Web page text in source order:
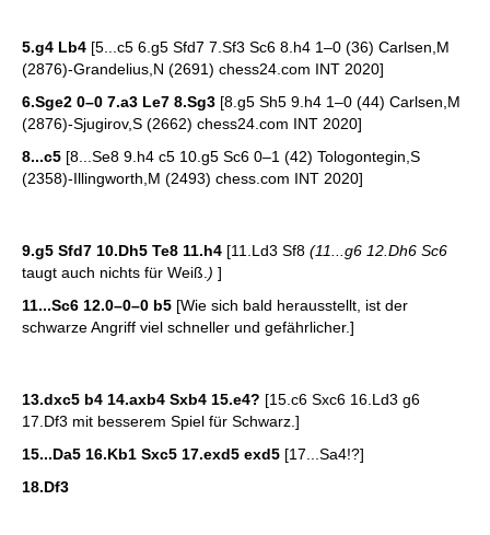
5.g4 Lb4 [5...c5 6.g5 Sfd7 7.Sf3 Sc6 8.h4 1–0 (36) Carlsen,M
(2876)-Grandelius,N (2691) chess24.com INT 2020]
6.Sge2 0–0 7.a3 Le7 8.Sg3 [8.g5 Sh5 9.h4 1–0 (44) Carlsen,M
(2876)-Sjugirov,S (2662) chess24.com INT 2020]
8...c5 [8...Se8 9.h4 c5 10.g5 Sc6 0–1 (42) Tologontegin,S
(2358)-Illingworth,M (2493) chess.com INT 2020]
9.g5 Sfd7 10.Dh5 Te8 11.h4 [11.Ld3 Sf8 (11...g6 12.Dh6 Sc6
taugt auch nichts für Weiß. ) ]
11...Sc6 12.0–0–0 b5 [Wie sich bald herausstellt, ist der
schwarze Angriff viel schneller und gefährlicher.]
13.dxc5 b4 14.axb4 Sxb4 15.e4? [15.c6 Sxc6 16.Ld3 g6
17.Df3 mit besserem Spiel für Schwarz.]
15...Da5 16.Kb1 Sxc5 17.exd5 exd5 [17...Sa4!?]
18.Df3